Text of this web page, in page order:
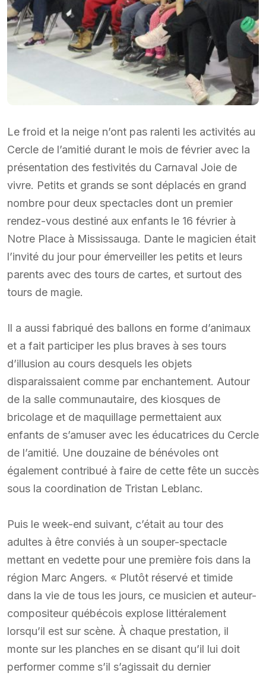
Le froid et la neige n’ont pas ralenti les activités au
Cercle de l’amitié durant le mois de février avec la
présentation des festivités du Carnaval Joie de
vivre. Petits et grands se sont déplacés en grand
nombre pour deux spectacles dont un premier
rendez-vous destiné aux enfants le 16 février à
Notre Place à Mississauga. Dante le magicien était
l’invité du jour pour émerveiller les petits et leurs
parents avec des tours de cartes, et surtout des
tours de magie.
Il a aussi fabriqué des ballons en forme d’animaux
et a fait participer les plus braves à ses tours
d’illusion au cours desquels les objets
disparaissaient comme par enchantement. Autour
de la salle communautaire, des kiosques de
bricolage et de maquillage permettaient aux
enfants de s’amuser avec les éducatrices du Cercle
de l’amitié. Une douzaine de bénévoles ont
également contribué à faire de cette fête un succès
sous la coordination de Tristan Leblanc.
Puis le week-end suivant, c’était au tour des
adultes à être conviés à un souper-spectacle
mettant en vedette pour une première fois dans la
région Marc Angers. « Plutôt réservé et timide
dans la vie de tous les jours, ce musicien et auteur-
compositeur québécois explose littéralement
lorsqu’il est sur scène. À chaque prestation, il
monte sur les planches en se disant qu’il lui doit
performer comme s’il s’agissait du dernier